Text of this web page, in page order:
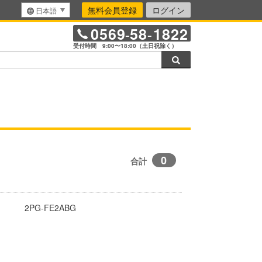
日本語 無料会員登録 ログイン
0569-58-1822
受付時間 9:00〜18:00（土日祝除く）
合計 0
2PG-FE2ABG